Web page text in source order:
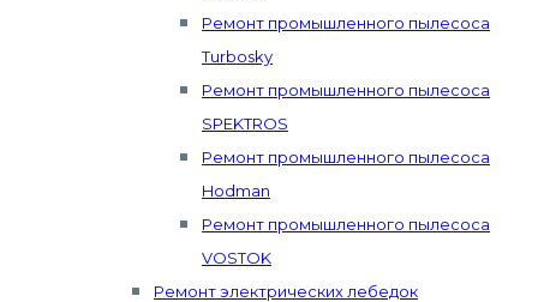
Ремонт промышленного пылесоса
Turbosky
Ремонт промышленного пылесоса
SPEKTROS
Ремонт промышленного пылесоса
Hodman
Ремонт промышленного пылесоса
VOSTOK
Ремонт электрических лебедок